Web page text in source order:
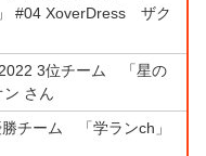
#04 XoverDress ザク
3位チーム 「星の
さん
チーム 「学ランch」